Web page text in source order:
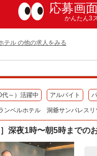
応募画
かんたん3
テル の他の求人をみる
代～）活躍中 アルバイト
ンベルホテル 洞爺サンパレスリ
深夜1時〜朝5時までの